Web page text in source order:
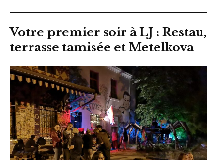
Votre premier soir à LJ : Restau,
terrasse tamisée et Metelkova